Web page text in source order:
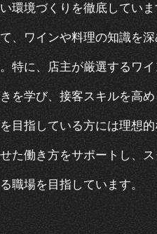
環境づくりを徹底していま
、ワインや料理の知識を
特に、店主が厳選するワ
を学び、接客スキルを高め
目指している方には理想的
た働き方をサポートし、
職場を目指しています。